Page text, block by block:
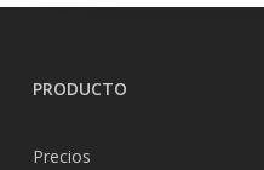
PRODUCTO
Precios